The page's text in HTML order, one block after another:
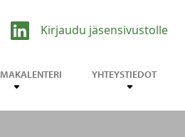
YHTEYSTIEDOT
Kirjaudu jäsensivustolle